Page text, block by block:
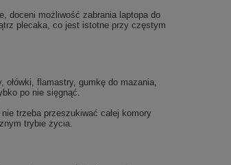
doceni możliwość zabrania laptopa do
plecaka, co jest istotne przy częstym
flamastry, gumkę do mazania,
po nie sięgnąć.
trzeba przeszukiwać całej komory
trybie życia.